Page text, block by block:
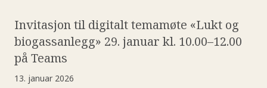
Invitasjon til digitalt temamøte «Lukt og
biogassanlegg» 29. januar kl. 10.00–12.00
på Teams
13. januar 2026